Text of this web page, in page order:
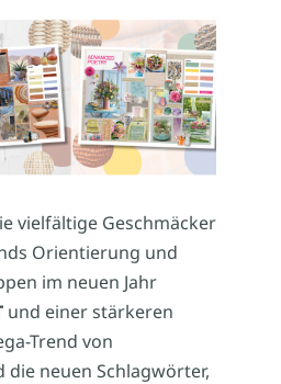
vielfältige Geschmäcker
Orientierung und
im neuen Jahr
und einer stärkeren
Trend von
neuen Schlagwörter,